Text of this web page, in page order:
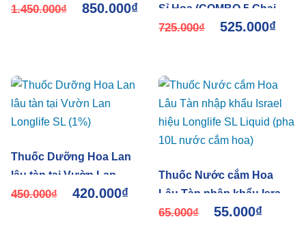
Sỉ Hoa TOG Galileo và liên
1.450.000₫ 850.000₫
Sỉ Hoa (COMBO 5 Chai
giảm còn 105k) giữ hoa
Liên tục 5 ngày không
thay nước
725.000₫ 525.000₫
Thuốc Dưỡng Hoa Lan
lâu tàn tại Vườn Lan
Longlife SL (1%)
450.000₫ 420.000₫
Thuốc Nước cắm Hoa
Lâu Tàn nhập khẩu Israel
hiệu Longlife SL Liquid
65.000₫ 55.000₫